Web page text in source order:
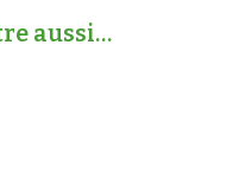
aussi…